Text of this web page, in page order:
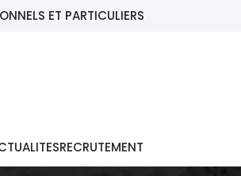
ET PARTICULIERS
RECRUTEMENT